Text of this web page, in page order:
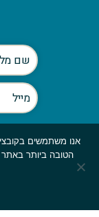
הטובה ביותר